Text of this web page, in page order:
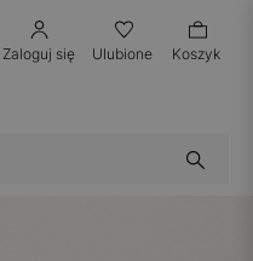
Zaloguj się Ulubione Koszyk